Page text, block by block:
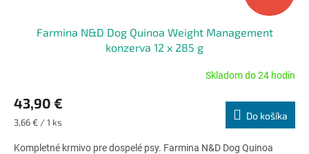
Farmina N&D Dog Quinoa Weight Management
konzerva 12 x 285 g
produktu
4,8
z
Skladom do 24 hodín
43,90 €
Jednotková
3,66 € / 1 ks
Do košíka
Kompletné krmivo pre dospelé psy. Farmina N&D Dog Quinoa